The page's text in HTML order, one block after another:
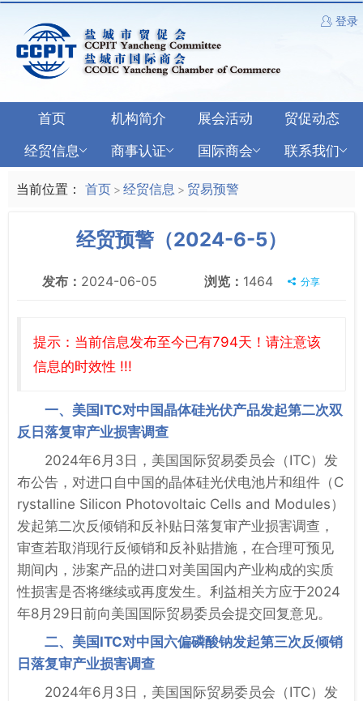
登录
首页 机构简介 展会活动
贸促动态
经贸信息
商事认证 国际商会 联系我们
当前位置： 首页 > 经贸信息 > 贸易预警
经贸预警（2024-6-5）
发布： 2024-06-05 浏览： 1464 分享
提示：当前信息发布至今已有794天！请注意该
信息的时效性 !!!
一、美国ITC对中国晶体硅光伏产品发起第二次双
反日落复审产业损害调查
2024年6月3日，美国国际贸易委员会（ITC）发
布公告，对进口自中国的晶体硅光伏电池片和组件（C
rystalline Silicon Photovoltaic Cells and Modules）
发起第二次反倾销和反补贴日落复审产业损害调查，
审查若取消现行反倾销和反补贴措施，在合理可预见
期间内，涉案产品的进口对美国国内产业构成的实质
性损害是否将继续或再度发生。利益相关方应于2024
年8月29日前向美国国际贸易委员会提交回复意见。
二、美国ITC对中国六偏磷酸钠发起第三次反倾销
日落复审产业损害调查
2024年6月3日，美国国际贸易委员会（ITC）发